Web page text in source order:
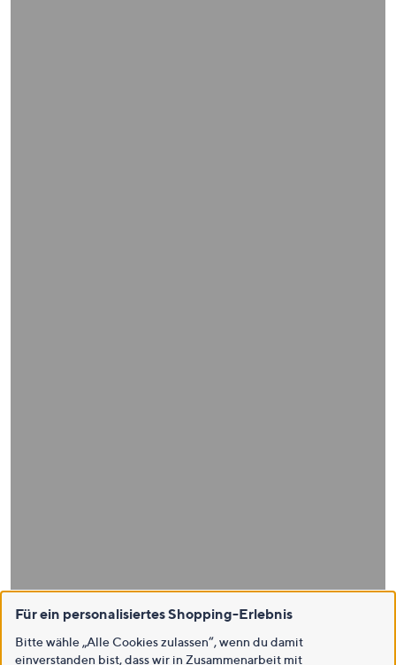
Für ein personalisiertes Shopping-Erlebnis
Bitte wähle „Alle Cookies zulassen“, wenn du damit
einverstanden bist, dass wir in Zusammenarbeit mit